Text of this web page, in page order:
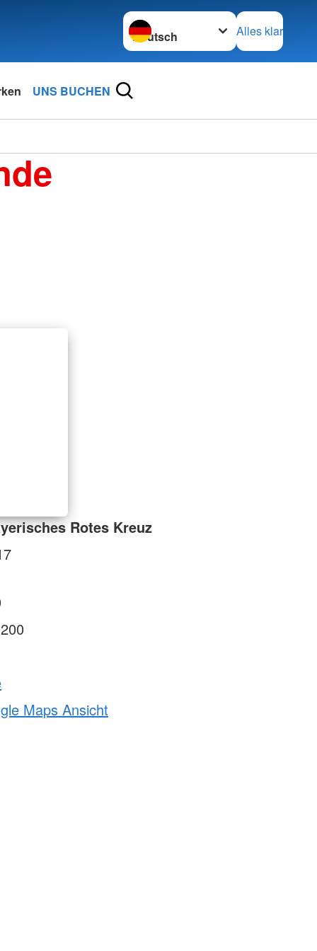
Sprache wechseln zu
Alles klar
UNS BUCHEN
Rotes Kreuz
Maps Ansicht